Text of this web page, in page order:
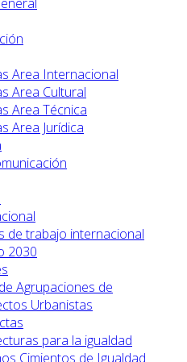
Area Internacional
Area Cultural
Area Técnica
Area Jurídica
de trabajo internacional
2030
Agrupaciones de
Urbanistas
para la igualdad
Cimientos de Igualdad